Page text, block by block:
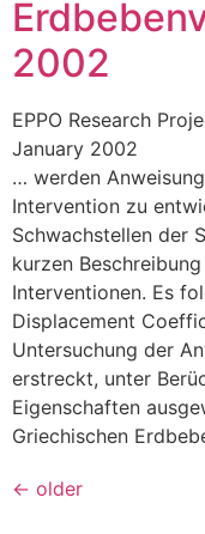
2002
EPPO Research
January 2002
… werden
Intervention zu
Schwachstellen der
kurzen
Interventionen. Es
Displacement
Untersuchung der
erstreckt, unter
Eigenschaften
Griechischen
← older